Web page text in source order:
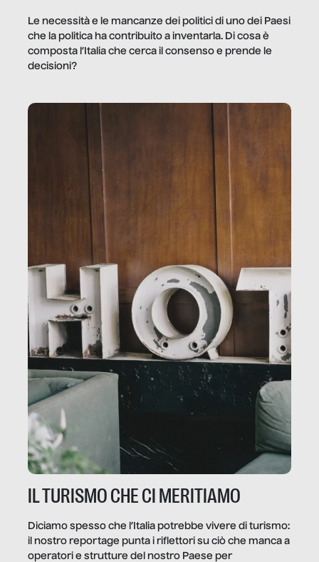
Le necessità e le mancanze dei politici di uno dei Paesi
che la politica ha contribuito a inventarla. Di cosa è
composta l’Italia che cerca il consenso e prende le
decisioni?
IL TURISMO CHE CI MERITIAMO
Diciamo spesso che l’Italia potrebbe vivere di turismo:
il nostro reportage punta i riflettori su ciò che manca a
operatori e strutture del nostro Paese per